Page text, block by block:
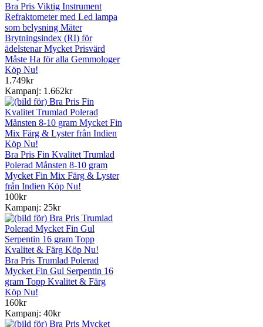
Bra Pris Viktig Instrument
Refraktometer med Led lampa
som belysning Mäter
Brytningsindex (RI) för
ädelstenar Mycket Prisvärd
Måste Ha för alla Gemmologer
Köp Nu!
1.749kr
Kampanj: 1.662kr
Bra Pris Fin Kvalitet Trumlad
Polerad Månsten 8-10 gram
Mycket Fin Mix Färg & Lyster
från Indien Köp Nu!
100kr
Kampanj: 25kr
Bra Pris Trumlad Polerad
Mycket Fin Gul Serpentin 16
gram Topp Kvalitet & Färg
Köp Nu!
160kr
Kampanj: 40kr